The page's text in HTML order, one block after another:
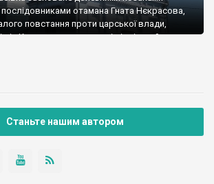
отамана Гната Нєкрасова,
повстання проти царської влади,
із Кримським ханством і відвів на його
Станьте нашим автором